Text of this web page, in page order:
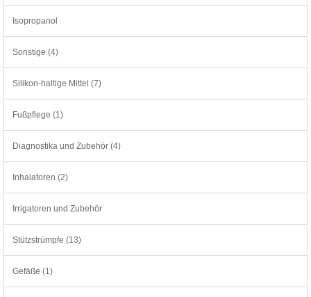
Isopropanol
Sonstige (4)
Silikon-haltige Mittel (7)
Fußpflege (1)
Diagnostika und Zubehör (4)
Inhalatoren (2)
Irrigatoren und Zubehör
Stützstrümpfe (13)
Gefäße (1)